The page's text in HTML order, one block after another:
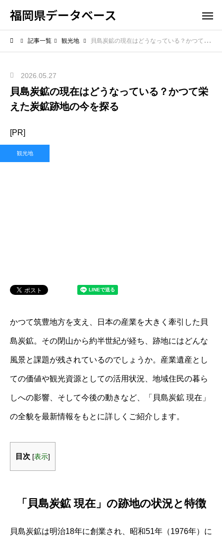
福岡県データベース
記事一覧 観光地 貝島炭鉱の現在はどうなっている？かつて栄えた炭鉱跡地の今を探る
2026.05.27
貝島炭鉱の現在はどうなっている？かつて栄
えた炭鉱跡地の今を探る
[PR]
観光地
かつて筑豊地方を支え、日本の産業を大きく牽引した貝
島炭鉱。その閉山から約半世紀が経ち、跡地にはどんな
風景と課題が残されているのでしょうか。産業遺産とし
ての価値や観光資源としての活用状況、地域住民の暮ら
しへの影響、そして今後の動きなど、「貝島炭鉱 現在」
の全貌を最新情報をもとに詳しくご紹介します。
目次 [表示]
「貝島炭鉱 現在」の跡地の状況と特徴
貝島炭鉱は明治18年に創業され、昭和51年（1976年）に